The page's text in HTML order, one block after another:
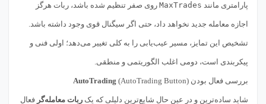
پارامتری مانند MaxTrades روی صفر تنظیم شده باشد، ربات هرگز
اجازه معامله جدید نخواهد داد، حتی اگر سیگنال قوی وجود داشته باشد.
تشخیص این تمایز، مسیر عیب‌یابی را به کلی تغییر می‌دهد؛ اولی فنی و
پیکربندی است، دومی اغلب الگوریتمی و منطقی.
بررسی فعال بودن AutoTrading (AutoTrading Button)
شاید ساده‌ترین و در عین حال شایع‌ترین دلیلی که یک ربات معامله‌گر فعال